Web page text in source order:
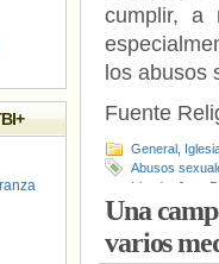
cumplir, a
los abusos
Fuente
General
Abusos
Irlanda
Juan
Una
varios